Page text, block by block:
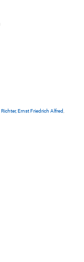
Richter, Ernst Friedrich Alfred